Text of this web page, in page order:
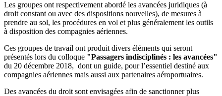
Les groupes ont respectivement abordé les avancées juridiques (à
droit constant ou avec des dispositions nouvelles), de mesures à
prendre au sol, les procédures en vol et plus généralement les outils
à disposition des compagnies aériennes.
Ces groupes de travail ont produit divers éléments qui seront
présentés lors du colloque "Passagers indisciplinés : les avancées"
du 20 décembre 2018, dont un guide, pour l’essentiel destiné aux
compagnies aériennes mais aussi aux partenaires aéroportuaires.
Des avancées du droit sont envisagées afin de sanctionner plus